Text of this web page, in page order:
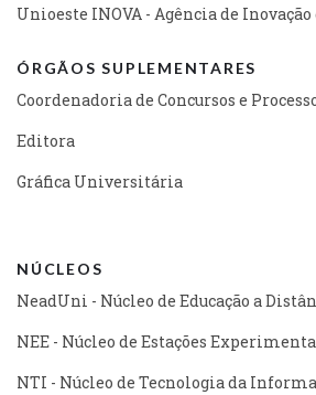
Unioeste INOVA - Agência de
ÓRGÃOS SUPLEMENTARES
Coordenadoria de Concursos e
Editora
Gráfica Universitária
NÚCLEOS
NeadUni - Núcleo de Educação a
NEE - Núcleo de Estações
NTI - Núcleo de Tecnologia da